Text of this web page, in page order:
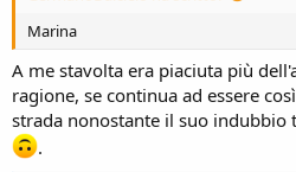
Marina
A me stavolta era piaciuta più
ragione, se continua ad essere
strada nonostante il suo indubbio
.